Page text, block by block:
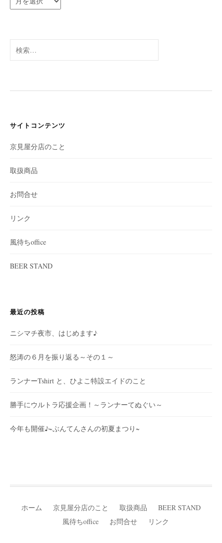
ー
ブ
索:
サイトコンテンツ
京見屋分店のこと
取扱商品
お問合せ
リンク
風待ちoffice
BEER STAND
最近の投稿
ニシマチ夜市、はじめます♪
怒涛の６月を振り返る～その１～
ランナーTshirt と、ひよこ特設エイドのこと
勝手にウルトラ応援企画！～ランナーてぬぐい～
今年も開催♪~ぶんてんさんの初夏まつり~
ホーム 京見屋分店のこと 取扱商品
BEER STAND
風待ちoffice
お問合せ リンク